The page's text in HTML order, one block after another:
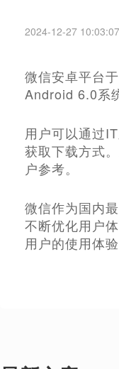
2024-12-27 10:03:07
微信安卓平台
Android 6.0系
用户可以通过
获取下载方式
户参考。
微信作为国内
不断优化用户
用户的使用体验